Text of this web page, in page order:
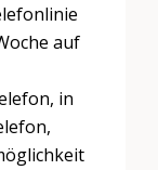
auf
in